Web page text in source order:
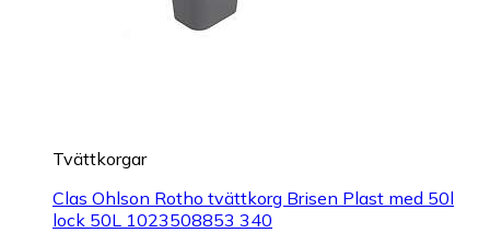
Tvättkorgar
Clas Ohlson Rotho tvättkorg Brisen Plast med 50l
lock 50L 1023508853 340